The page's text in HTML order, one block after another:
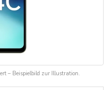
– Beispielbild zur Illustration.